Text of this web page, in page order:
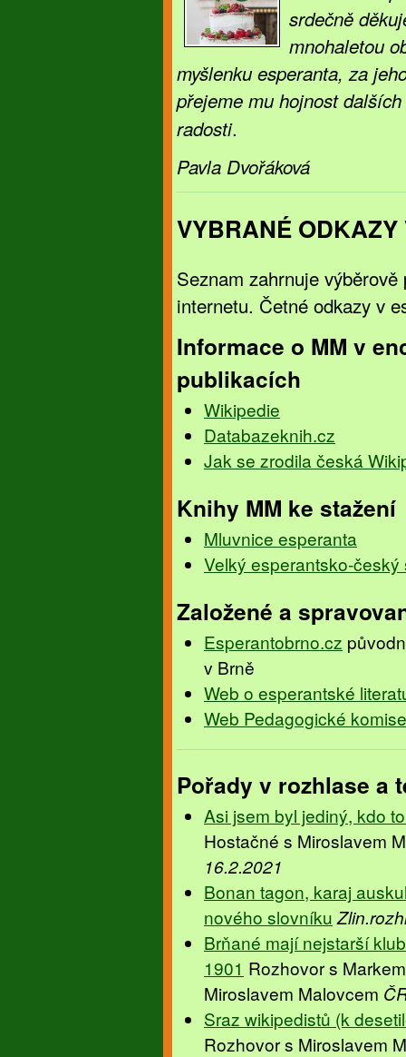
srdečně
mnohaletou
myšlenku esperanta, za
přejeme mu hojnost
radosti.
Pavla Dvořáková
VYBRANÉ ODKAZY
Seznam zahrnuje
internetu. Četné odkazy v
Informace o MM v
publikacích
Wikipedie
Databazeknih.cz
Jak se zrodila česká
Knihy MM ke stažení
Mluvnice esperanta
Velký esperantsko-český
Založené a
Esperantobrno.cz
v Brně
Web o esperantské
Web Pedagogické
Pořady v rozhlase a
Asi jsem byl jediný, kdo
Hostačné s Miroslavem
16.2.2021
Bonan tagon, karaj
nového slovníku
Brňané mají nejstarší
1901 Rozhovor s
Miroslavem Malovcem
Sraz wikipedistů (k
Rozhovor s Miroslavem